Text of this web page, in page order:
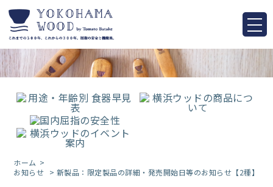
ホーム
お知らせ > 新製品：限定製品の詳細・発売開始日等のお知らせ【2種】